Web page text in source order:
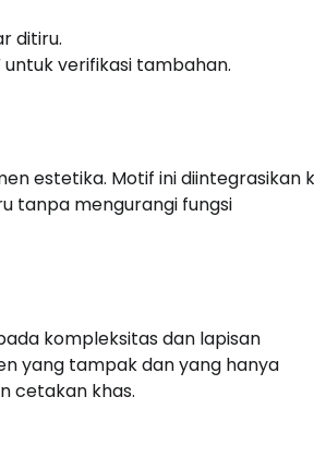
ditiru.
verifikasi tambahan.
estetika. Motif ini diintegrasikan
tanpa mengurangi fungsi
kompleksitas dan lapisan
yang tampak dan yang hanya
cetakan khas.